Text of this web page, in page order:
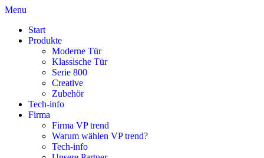
Menu
Start
Produkte
Moderne Tür
Klassische Tür
Serie 800
Creative
Zubehör
Tech-info
Firma
Firma VP trend
Warum wählen VP trend?
Tech-info